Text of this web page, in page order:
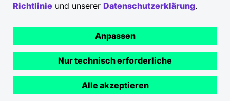
Richtlinie und unserer Datenschutzerklärung.
Anpassen
Nur technisch erforderliche
Alle akzeptieren